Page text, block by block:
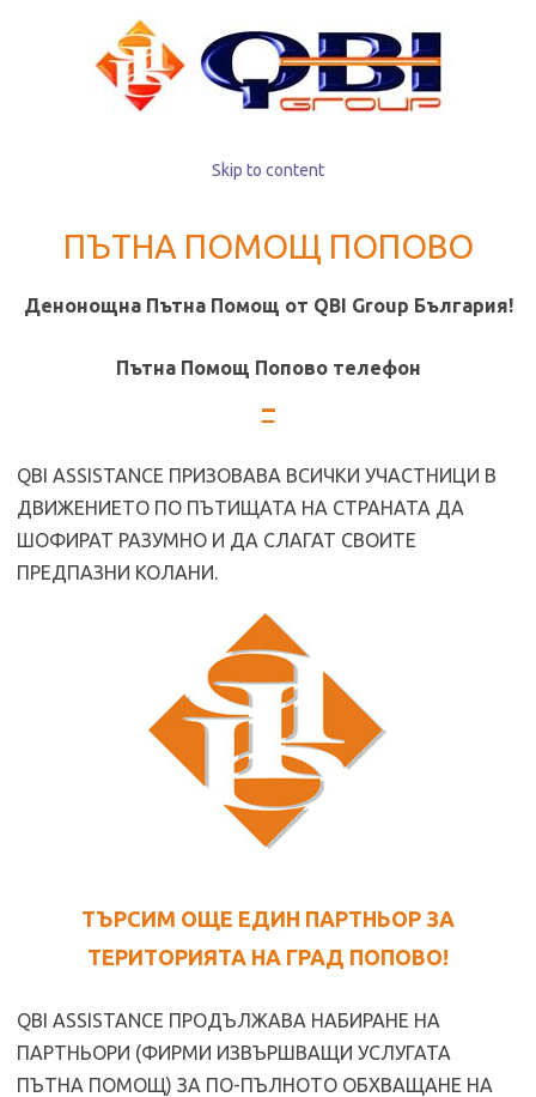
Skip to content
ПЪТНА ПОМОЩ ПОПОВО
Денонощна Пътна Помощ от QBI Group България!
Пътна Помощ Попово телeфон
–
QBI ASSISTANCE ПРИЗОВАВА ВСИЧКИ УЧАСТНИЦИ В
ДВИЖЕНИЕТО ПО ПЪТИЩАТА НА СТРАНАТА ДА
ШОФИРАТ РАЗУМНО И ДА СЛАГАТ СВОИТЕ
ПРЕДПАЗНИ КОЛАНИ.
ТЪРСИМ ОЩЕ ЕДИН ПАРТНЬОР ЗА
ТЕРИТОРИЯТА НА ГРАД ПОПОВО!
QBI ASSISTANCE ПРОДЪЛЖАВА НАБИРАНЕ НА
ПАРТНЬОРИ (ФИРМИ ИЗВЪРШВАЩИ УСЛУГАТА
ПЪТНА ПОМОЩ) ЗА ПО-ПЪЛНОТО ОБХВАЩАНЕ НА